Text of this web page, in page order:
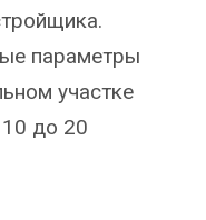
параметры
участке
10 до 20